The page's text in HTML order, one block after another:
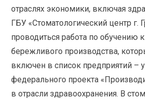
отраслях экономики, включая
ГБУ «Стоматологический центр г.
проводиться работа по обучению
бережливого производства,
включен в список предприятий –
федерального проекта
в отрасли здравоохранения. В